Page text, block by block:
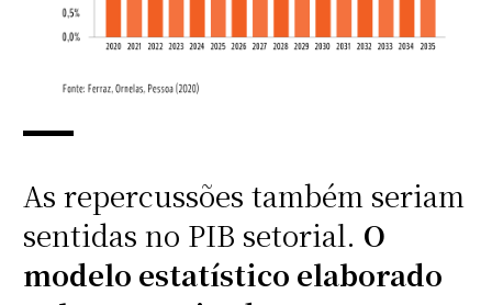
As repercussões também seriam
sentidas no PIB setorial. O
modelo estatístico elaborado